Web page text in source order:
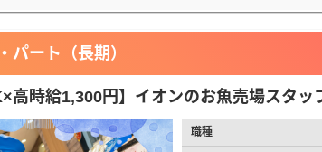
パート（長期）
高時給1,300円】イオンのお魚売場スタッ
職種